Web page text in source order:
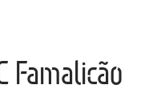
Famalicão